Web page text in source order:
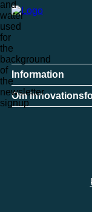
Information
Om